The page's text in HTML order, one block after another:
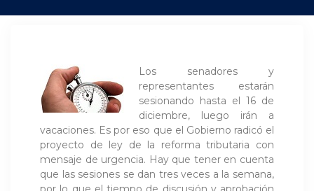
Los senadores y
representantes estarán
sesionando hasta el 16 de
diciembre, luego irán a
vacaciones. Es por eso que el Gobierno radicó el
proyecto de ley de la reforma tributaria con
mensaje de urgencia. Hay que tener en cuenta
que las sesiones se dan tres veces a la semana,